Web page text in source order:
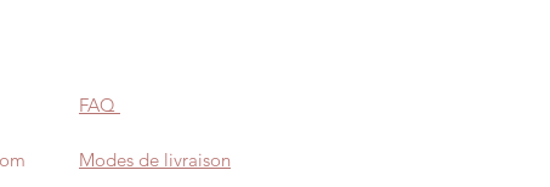
FAQ
Modes de livraison